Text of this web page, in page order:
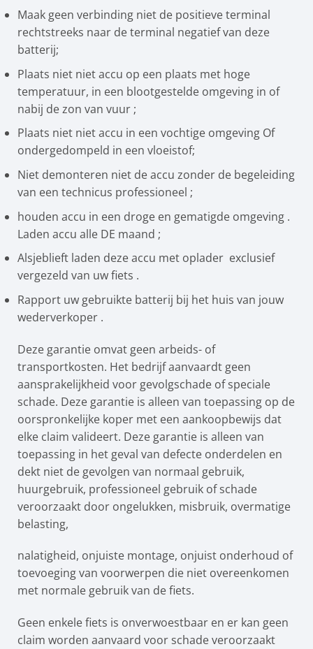
Maak geen verbinding niet de positieve terminal
rechtstreeks naar de terminal negatief van deze
batterij;
Plaats niet niet accu op een plaats met hoge
temperatuur, in een blootgestelde omgeving in of
nabij de zon van vuur ;
Plaats niet niet accu in een vochtige omgeving Of
ondergedompeld in een vloeistof;
Niet demonteren niet de accu zonder de begeleiding
van een technicus professioneel ;
houden accu in een droge en gematigde omgeving .
Laden accu alle DE maand ;
Alsjeblieft laden deze accu met oplader exclusief
vergezeld van uw fiets .
Rapport uw gebruikte batterij bij het huis van jouw
wederverkoper .
Deze garantie omvat geen arbeids- of
transportkosten. Het bedrijf aanvaardt geen
aansprakelijkheid voor gevolgschade of speciale
schade. Deze garantie is alleen van toepassing op de
oorspronkelijke koper met een aankoopbewijs dat
elke claim valideert. Deze garantie is alleen van
toepassing in het geval van defecte onderdelen en
dekt niet de gevolgen van normaal gebruik,
huurgebruik, professioneel gebruik of schade
veroorzaakt door ongelukken, misbruik, overmatige
belasting,
nalatigheid, onjuiste montage, onjuist onderhoud of
toevoeging van voorwerpen die niet overeenkomen
met normale gebruik van de fiets.
Geen enkele fiets is onverwoestbaar en er kan geen
claim worden aanvaard voor schade veroorzaakt